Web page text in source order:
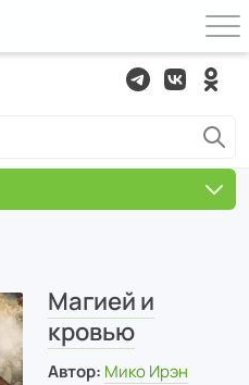
Магией и
кровью
Автор: Мико Ирэн